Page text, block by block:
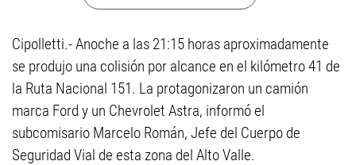
Cipolletti.- Anoche a las 21:15 horas aproximadamente
se produjo una colisión por alcance en el kilómetro 41 de
la Ruta Nacional 151. La protagonizaron un camión
marca Ford y un Chevrolet Astra, informó el
subcomisario Marcelo Román, Jefe del Cuerpo de
Seguridad Vial de esta zona del Alto Valle.